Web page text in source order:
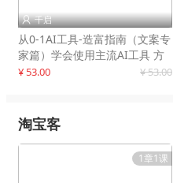
 千启
从0-1AI工具-造富指南（文案专
家篇）学会使用主流AI工具 方
法和心法的融合
¥ 53.00 ¥ 53.00
淘宝客
1章1课